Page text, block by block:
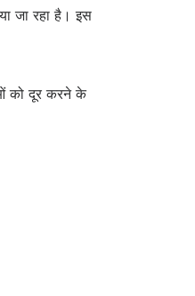
जा रहा है। इस
को दूर करने के